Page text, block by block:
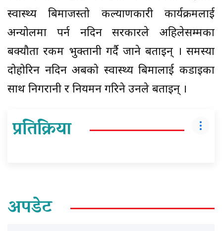
स्वास्थ्य बिमाजस्तो कल्याणकारी कार्यक्रमलाई
अन्योलमा पर्न नदिन सरकारले अहिलेसम्मका
बक्यौता रकम भुक्तानी गर्दै जाने बताइन् । समस्या
दोहोरिन नदिन अबको स्वास्थ्य बिमालाई कडाइका
साथ निगरानी र नियमन गरिने उनले बताइन् ।
प्रतिक्रिया
अपडेट